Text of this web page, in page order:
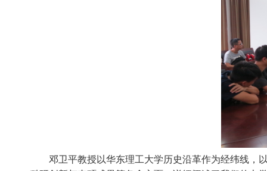
邓卫平教授以华东理工大学历史沿革作为经纬线，